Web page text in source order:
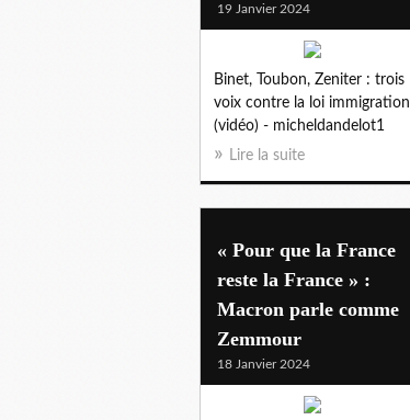
19 Janvier 2024
Binet, Toubon, Zeniter : trois
voix contre la loi immigration
(vidéo) - micheldandelot1
Lire la suite
« Pour que la France
reste la France » :
Macron parle comme
Zemmour
18 Janvier 2024